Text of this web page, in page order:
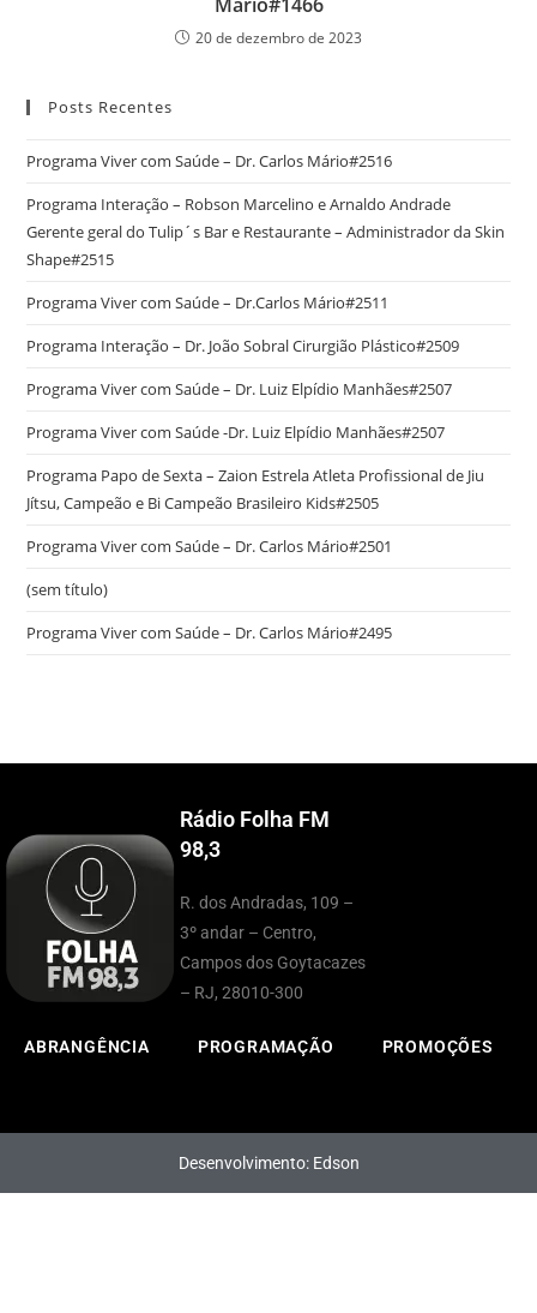
20 de dezembro de 2023
Posts Recentes
Programa Viver com Saúde – Dr. Carlos Mário#2516
Programa Interação – Robson Marcelino e Arnaldo Andrade
Gerente geral do Tulip´s Bar e Restaurante – Administrador da Skin
Shape#2515
Programa Viver com Saúde – Dr.Carlos Mário#2511
Programa Interação – Dr. João Sobral Cirurgião Plástico#2509
Programa Viver com Saúde – Dr. Luiz Elpídio Manhães#2507
Programa Viver com Saúde -Dr. Luiz Elpídio Manhães#2507
Programa Papo de Sexta – Zaion Estrela Atleta Profissional de Jiu
Jítsu, Campeão e Bi Campeão Brasileiro Kids#2505
Programa Viver com Saúde – Dr. Carlos Mário#2501
(sem título)
Programa Viver com Saúde – Dr. Carlos Mário#2495
Rádio Folha FM
98,3
R. dos Andradas, 109 –
3º andar – Centro,
Campos dos Goytacazes
– RJ, 28010-300
ABRANGÊNCIA PROGRAMAÇÃO PROMOÇÕES
Desenvolvimento: Edson